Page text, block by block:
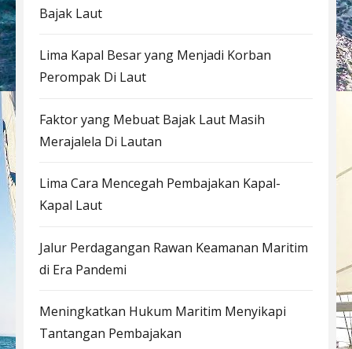
Bajak Laut
Lima Kapal Besar yang Menjadi Korban
Perompak Di Laut
Faktor yang Mebuat Bajak Laut Masih
Merajalela Di Lautan
Lima Cara Mencegah Pembajakan Kapal-
Kapal Laut
Jalur Perdagangan Rawan Keamanan Maritim
di Era Pandemi
Meningkatkan Hukum Maritim Menyikapi
Tantangan Pembajakan